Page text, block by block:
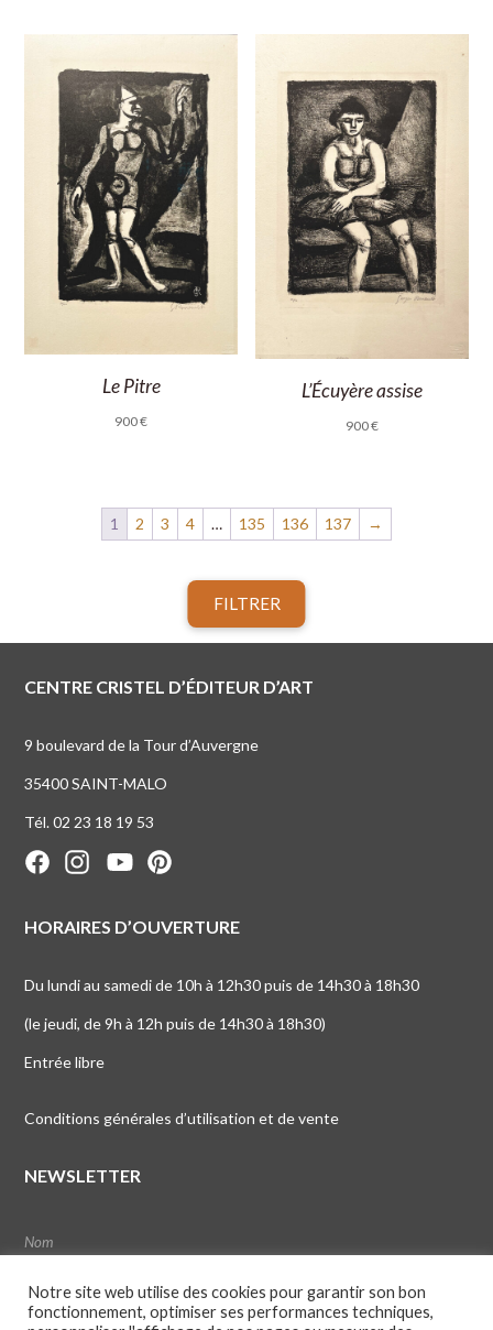
Le Pitre
900€
L’Écuyère assise
900€
1 2 3 4 … 135 136 137 →
FILTRER
CENTRE CRISTEL D’ÉDITEUR D’ART
9 boulevard de la Tour d’Auvergne
35400 SAINT-MALO
Tél. 02 23 18 19 53
HORAIRES D’OUVERTURE
Du lundi au samedi de 10h à 12h30 puis de 14h30 à 18h30
(le jeudi, de 9h à 12h puis de 14h30 à 18h30)
Entrée libre
Conditions générales d’utilisation et de vente
NEWSLETTER
Notre site web utilise des cookies pour garantir son bon
fonctionnement, optimiser ses performances techniques,